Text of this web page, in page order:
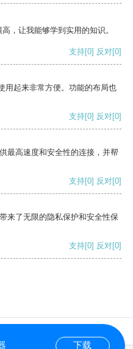
，让我能够学到实用的知识。
支持[0] 反对[0]
用起来非常方便。功能的布局也
支持[0] 反对[0]
最高速度和安全性的连接，并帮
支持[0] 反对[0]
来了无限的隐私保护和安全性保
支持[0] 反对[0]
下载